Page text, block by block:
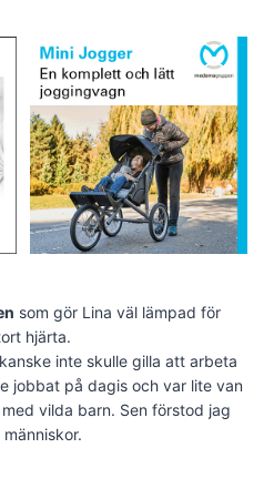
som gör Lina väl lämpad för
hjärta.
inte skulle gilla att arbeta
jobbat på dagis och var lite van
vilda barn. Sen förstod jag